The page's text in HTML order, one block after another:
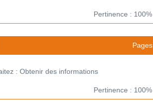
Pertinence : 100%
Pages
: Obtenir des informations
Pertinence : 100%